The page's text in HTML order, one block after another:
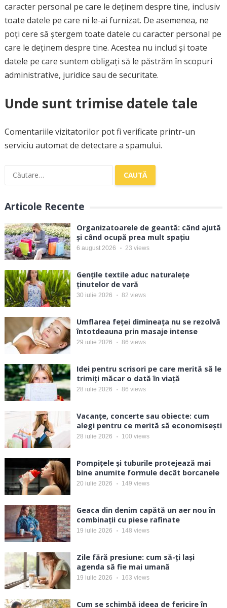
caracter personal pe care le deținem despre tine, inclusiv
toate datele pe care ni le-ai furnizat. De asemenea, ne
poți cere să ștergem toate datele cu caracter personal pe
care le deținem despre tine. Acestea nu includ și toate
datele pe care suntem obligați să le păstrăm în scopuri
administrative, juridice sau de securitate.
Unde sunt trimise datele tale
Comentariile vizitatorilor pot fi verificate printr-un
serviciu automat de detectare a spamului.
Caută
Articole Recente
Organizatoarele de geantă: când ajută
și când ocupă prea mult spațiu
6 august 2026 23 views
Gențile textile aduc naturalețe
ținutelor de vară
30 iulie 2026 82 views
Umflarea feței dimineața nu se rezolvă
întotdeauna prin masaje intense
29 iulie 2026 86 views
Idei pentru scrisori pe care merită să le
trimiți măcar o dată în viață
28 iulie 2026 86 views
Vacanțe, concerte sau obiecte: cum
alegi pentru ce merită să economisești
28 iulie 2026 100 views
Pompițele și tuburile protejează mai
bine anumite formule decât borcanele
20 iulie 2026 149 views
Geaca din denim capătă un aer nou în
combinații cu piese rafinate
19 iulie 2026 148 views
Zile fără presiune: cum să-ți lași
agenda să fie mai umană
19 iulie 2026 163 views
Cum se schimbă ideea de fericire în